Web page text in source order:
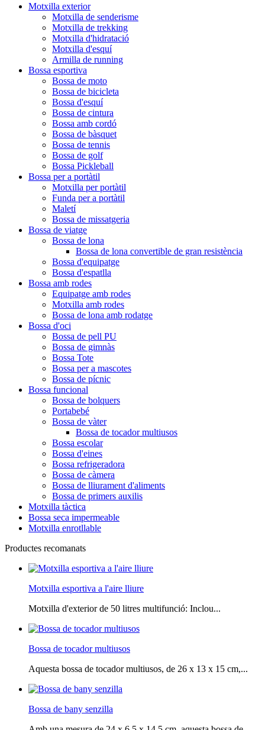
Motxilla exterior
Motxilla de senderisme
Motxilla de trekking
Motxilla d'hidratació
Motxilla d'esquí
Armilla de running
Bossa esportiva
Bossa de moto
Bossa de bicicleta
Bossa d'esquí
Bossa de cintura
Bossa amb cordó
Bossa de bàsquet
Bossa de tennis
Bossa de golf
Bossa Pickleball
Bossa per a portàtil
Motxilla per portàtil
Funda per a portàtil
Maletí
Bossa de missatgeria
Bossa de viatge
Bossa de lona
Bossa de lona convertible de gran resistència
Bossa d'equipatge
Bossa d'espatlla
Bossa amb rodes
Equipatge amb rodes
Motxilla amb rodes
Bossa de lona amb rodatge
Bossa d'oci
Bossa de pell PU
Bossa de gimnàs
Bossa Tote
Bossa per a mascotes
Bossa de pícnic
Bossa funcional
Bossa de bolquers
Portabebé
Bossa de vàter
Bossa de tocador multiusos
Bossa escolar
Bossa d'eines
Bossa refrigeradora
Bossa de càmera
Bossa de lliurament d'aliments
Bossa de primers auxilis
Motxilla tàctica
Bossa seca impermeable
Motxilla enrotllable
Productes recomanats
Motxilla esportiva a l'aire lliure
Motxilla d'exterior de 50 litres multifunció: Inclou...
Bossa de tocador multiusos
Aquesta bossa de tocador multiusos, de 26 x 13 x 15 cm,...
Bossa de bany senzilla